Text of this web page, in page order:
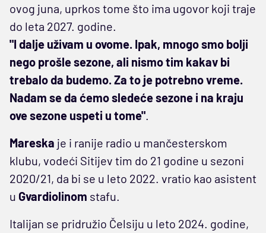
ovog juna, uprkos tome što ima ugovor koji traje
do leta 2027. godine.
"I dalje uživam u ovome. Ipak, mnogo smo bolji
nego prošle sezone, ali nismo tim kakav bi
trebalo da budemo. Za to je potrebno vreme.
Nadam se da ćemo sledeće sezone i na kraju
ove sezone uspeti u tome".
Mareska je i ranije radio u mančesterskom
klubu, vodeći Sitijev tim do 21 godine u sezoni
2020/21, da bi se u leto 2022. vratio kao asistent
u Gvardiolinom stafu.
Italijan se pridružio Čelsiju u leto 2024. godine,